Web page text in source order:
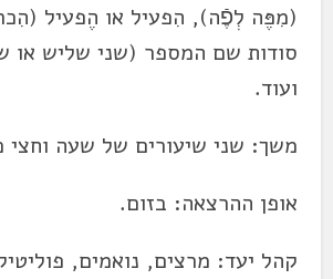
(מִפֶּה לְפֶֿה), הִפעיל או הֶפעיל
סודות שם המספר (שני שליש או
ועוד.
משך: שני שיעורים של שעה וחצי
אופן ההרצאה: בזום.
קהל יעד: מרצים, נואמים,